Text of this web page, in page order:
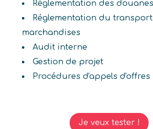
Réglementation des douanes
Réglementation du
marchandises
Audit interne
Gestion de projet
Procédures d'appels d'offres
Je veux tester !